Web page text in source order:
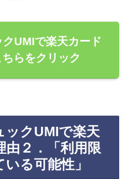
UMIで楽天カード
らをクリック
ックUMIで楽天
由２．「利用限
る可能性」